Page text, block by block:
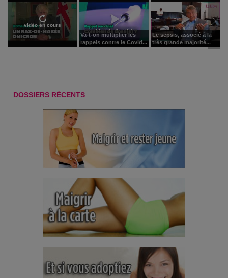
vidéo en cours
Va-t-on multiplier les
rappels contre le Covid...
Le sepsis, associé à la
très grande majorité...
DOSSIERS RÉCENTS